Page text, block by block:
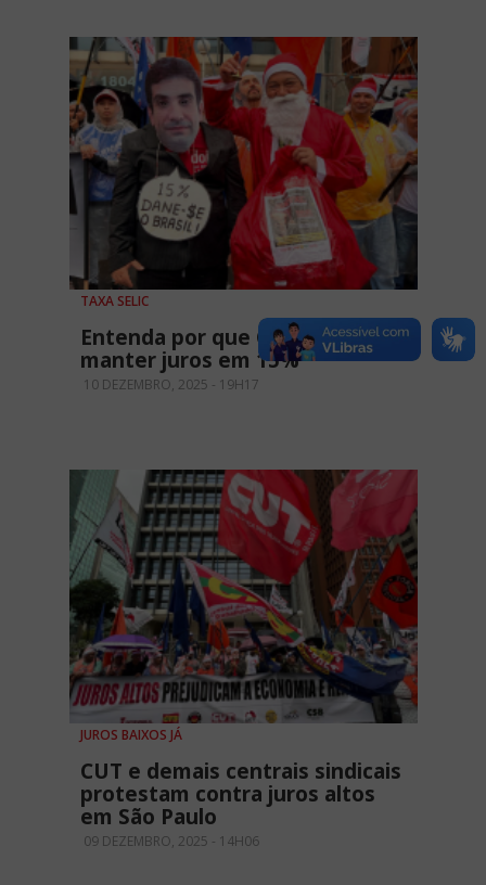
TAXA SELIC
Entenda por que Copom erra ao
manter juros em 15%
10 DEZEMBRO, 2025 - 19H17
JUROS BAIXOS JÁ
CUT e demais centrais sindicais
protestam contra juros altos
em São Paulo
09 DEZEMBRO, 2025 - 14H06